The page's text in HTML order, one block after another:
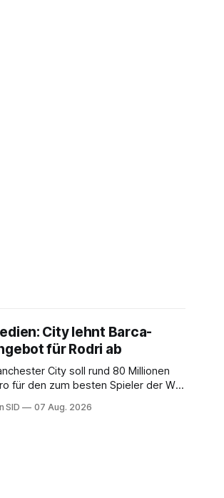
City lehnt Barca-
für Rodri ab
City soll rund 80 Millionen
für den zum besten Spieler der WM
SID 07 Aug. 2026